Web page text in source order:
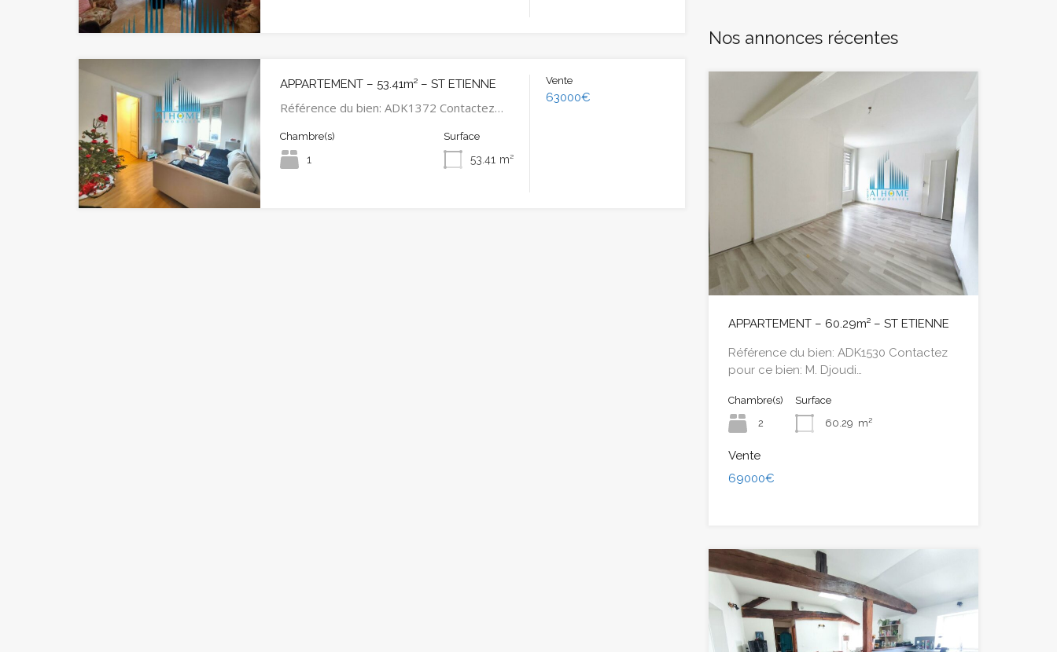
APPARTEMENT – 53.41m² – ST ETIENNE
Référence du bien: ADK1372 Contactez…
Chambre(s)
1
Surface
53.41 m²
Vente
63000€
Nos annonces récentes
APPARTEMENT – 60.29m² – ST ETIENNE
Référence du bien: ADK1530 Contactez
pour ce bien: M. Djoudi…
Chambre(s)
2
Surface
60.29 m²
Vente
69000€